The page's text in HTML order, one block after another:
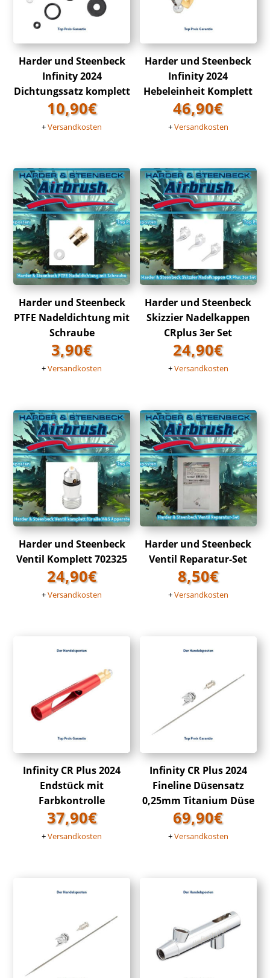
Harder und Steenbeck
Infinity 2024
Dichtungssatz komplett
10,90€
+Versandkosten
Harder und Steenbeck
Infinity 2024
Hebeleinheit Komplett
46,90€
+Versandkosten
Harder und Steenbeck
PTFE Nadeldichtung mit
Schraube
3,90€
+Versandkosten
Harder und Steenbeck
Skizzier Nadelkappen
CRplus 3er Set
24,90€
+Versandkosten
Harder und Steenbeck
Ventil Komplett 702325
24,90€
+Versandkosten
Harder und Steenbeck
Ventil Reparatur-Set
8,50€
+Versandkosten
Infinity CR Plus 2024
Endstück mit
Farbkontrolle
37,90€
+Versandkosten
Infinity CR Plus 2024
Fineline Düsensatz
0,25mm Titanium Düse
69,90€
+Versandkosten